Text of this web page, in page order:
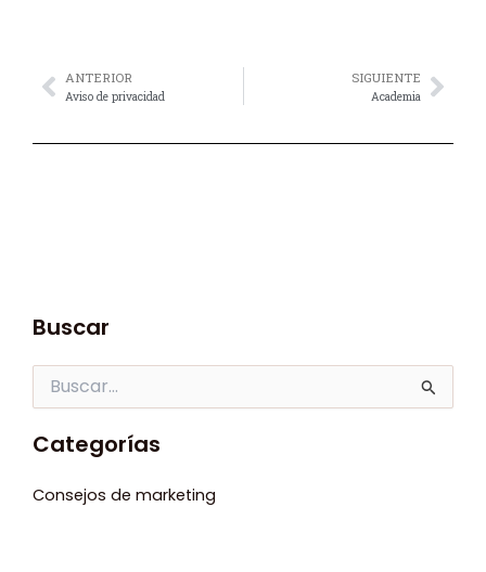
Prev
ANTERIOR
Aviso de privacidad
SIGUIENTE
Academia
Buscar
Buscar
por:
Categorías
Consejos de marketing